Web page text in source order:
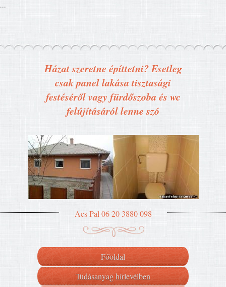
...
Házat szeretne építtetni? Esetleg
csak panel lakása tisztasági
festéséről vagy fürdőszoba és wc
felújításáról lenne szó
Acs Pal 06 20 3880 098
Főoldal
Tudásanyag hírlevélben